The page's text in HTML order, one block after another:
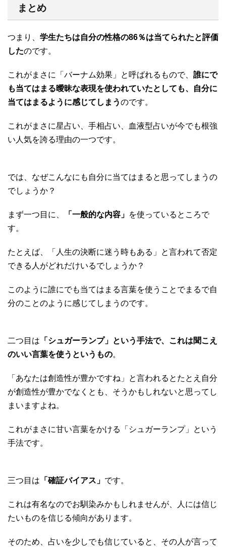
まとめ
つまり、 学生たちは自分の性格の86％は当てられたと評価
したのです。
これがまさに「バーナム効果」と呼ばれるもので、 誰にで
も当てはまる曖昧な表現を使われていたとしても、自分に
当てはまるように感じてしまうのです。
これがまさに星占い、手相占い、血液型占いが今でも根強
い人気を誇る理由の一つです。
では、なぜこんなにも自分に当てはまると思ってしまうの
でしょうか？
まず一つ目に、 「一般的な内容」 を使っているところで
す。
たとえば、「人生の決断に迷う時もある」と言われて否定
できる人がどれだけいるでしょうか？
このように誰にでも当てはまる言葉を使うことでまるで自
分のことのように感じてしまうのです。
二つ目は 「シュガーランプ」という手法で、これは聞こえ
のいい言葉を使うというもの。
「あなたは創造性が豊かですね」と言われるとたとえ自分
が創造性が豊かでなくとも、そうかもしれないと思ってし
まいますよね。
これがまさに甘い言葉をかける「シュガーランプ」という
手法です。
三つ目は 「確証バイアス」 です。
これは有名なのでお馴染みかもしれませんが、人には信じ
たいものを信じる傾向があります。
そのため、占いを少しでも信じていると、その人が言って